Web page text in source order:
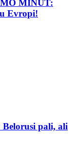
MINUT:
Evropi!
pali, ali